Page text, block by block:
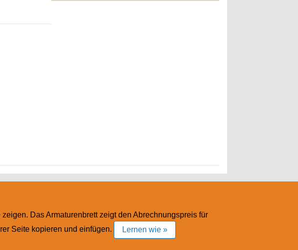
Das Armaturenbrett zeigt den Abrechnungspreis für
Seite kopieren und einfügen.
Lernen wie »